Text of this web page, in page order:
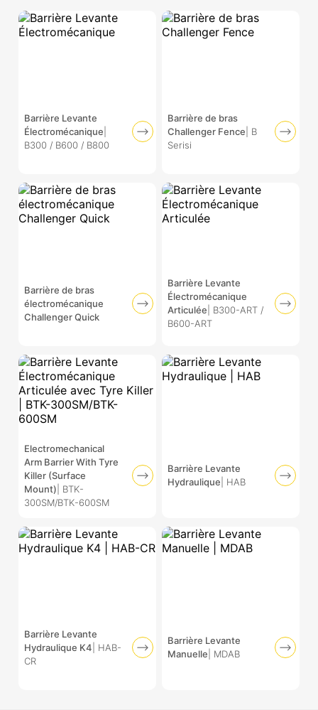
Barrière Levante
Électromécanique
B300 / B600 / B800
Barrière de bras
Challenger Fence | B
Serisi
Barrière de bras
électromécanique
Challenger Quick
Barrière Levante
Électromécanique
Articulée | B300-ART /
B600-ART
Electromechanical
Arm Barrier With Tyre
Killer (Surface
Mount) | BTK-
300SM/BTK-600SM
Barrière Levante
Hydraulique | HAB
Barrière Levante
Hydraulique K4 | HAB-
CR
Barrière Levante
Manuelle | MDAB